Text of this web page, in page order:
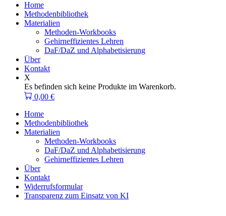
Home
Methodenbibliothek
Materialien
Methoden-Workbooks
Gehirneffizientes Lehren
DaF/DaZ und Alphabetisierung
Über
Kontakt
X
Es befinden sich keine Produkte im Warenkorb.
0,00 €
Home
Methodenbibliothek
Materialien
Methoden-Workbooks
DaF/DaZ und Alphabetisierung
Gehirneffizientes Lehren
Über
Kontakt
Widerrufsformular
Transparenz zum Einsatz von KI